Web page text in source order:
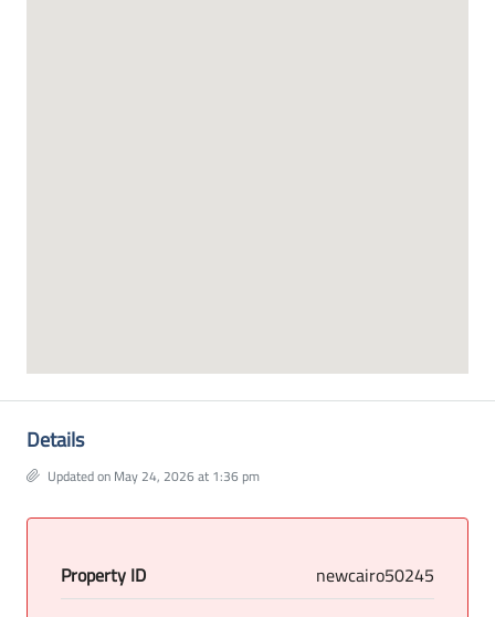
Details
Updated on May 24, 2026 at 1:36 pm
Property ID newcairo50245